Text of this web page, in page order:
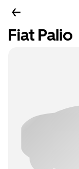
Fiat Palio